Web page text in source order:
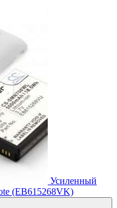
Усиленный
(EB615268VK)